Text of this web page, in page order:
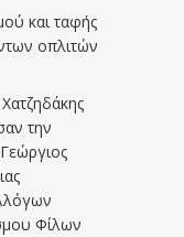
και ταφής
οπλιτών
την
Φίλων